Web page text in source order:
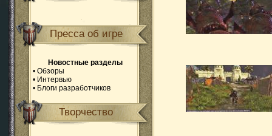
Пресса об игре
Новостные разделы
• Обзоры
• Интервью
• Блоги разработчиков
Творчество